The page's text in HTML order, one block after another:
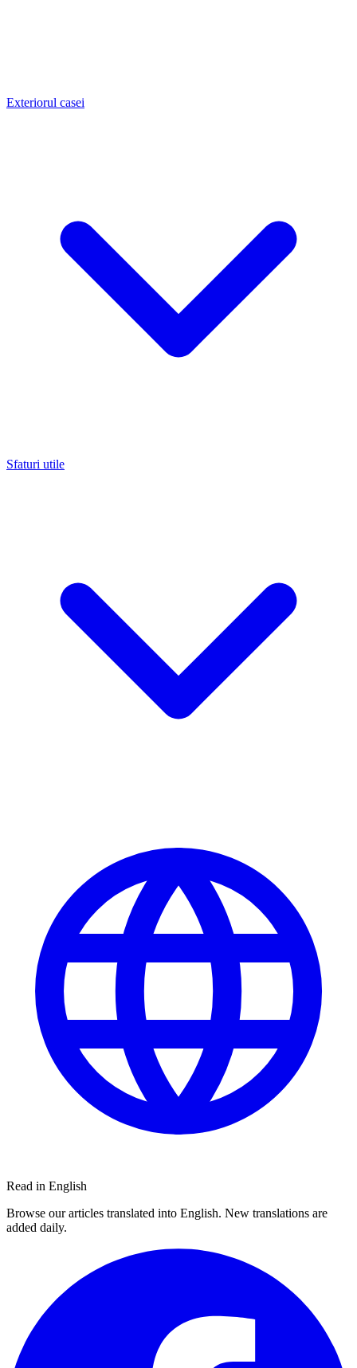
Exteriorul casei
Sfaturi utile
Read in English
Browse our articles translated into English. New translations are
added daily.